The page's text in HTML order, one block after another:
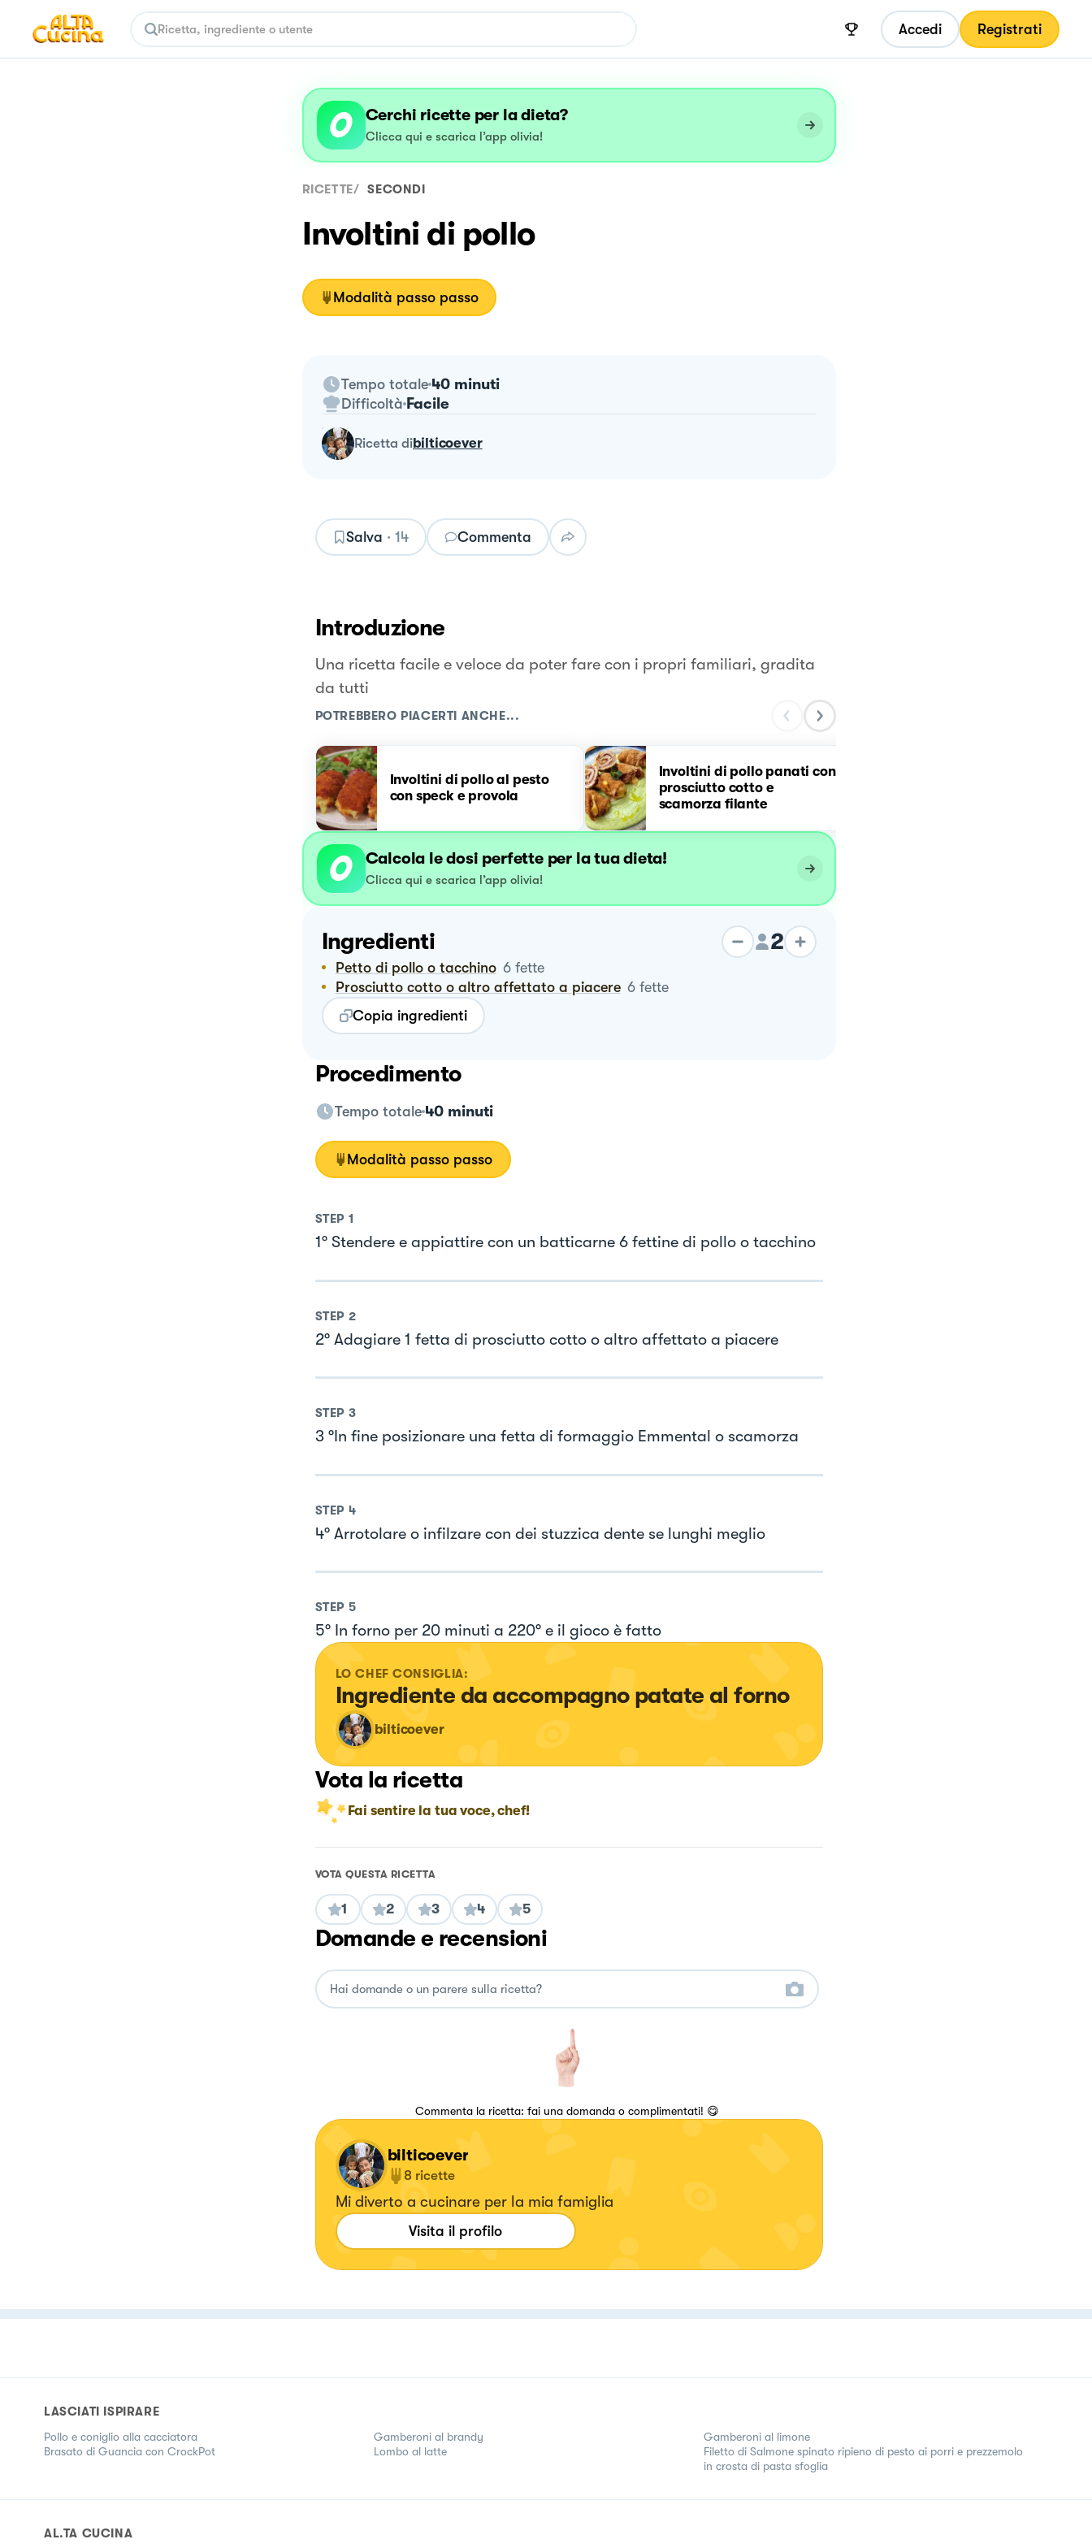
Accedi Registrati
Cerchi ricette per la dieta?
Clicca qui e scarica l’app olivia!
RICETTE/ SECONDI
Involtini di pollo
Modalità passo passo
Tempo totale 40 minuti
Difficoltà Facile
ricetta dibilticoever
Salva · 14 Commenta
Introduzione
Una ricetta facile e veloce da poter fare con i propri familiari, gradita
da tutti
POTREBBERO PIACERTI ANCHE...
Involtini di pollo al pesto
con speck e provola
Involtini di pollo panati con
prosciutto cotto e
scamorza filante
Calcola le dosi perfette per la tua dieta!
Clicca qui e scarica l’app olivia!
Ingredienti 2
Petto di pollo o tacchino 6 fette
Prosciutto cotto o altro affettato a piacere 6 fette
Copia ingredienti
Procedimento
Tempo totale 40 minuti
Modalità passo passo
STEP 1
1° Stendere e appiattire con un batticarne 6 fettine di pollo o tacchino
STEP 2
2° Adagiare 1 fetta di prosciutto cotto o altro affettato a piacere
STEP 3
3 °In fine posizionare una fetta di formaggio Emmental o scamorza
STEP 4
4° Arrotolare o infilzare con dei stuzzica dente se lunghi meglio
STEP 5
5° In forno per 20 minuti a 220° e il gioco è fatto
LO CHEF CONSIGLIA:
Ingrediente da accompagno patate al forno
bilticoever
Vota la ricetta
Fai sentire la tua voce, chef!
VOTA QUESTA RICETTA
1 2 3 4 5
Domande e recensioni
Commenta la ricetta: fai una domanda o complimentati! 😋
bilticoever
8 ricette
Mi diverto a cucinare per la mia famiglia
Visita il profilo
LASCIATI ISPIRARE
Pollo e coniglio alla cacciatora
Brasato di Guancia con CrockPot
Gamberoni al brandy
Lombo al latte
Gamberoni al limone
Filetto di Salmone spinato ripieno di pesto ai porri e prezzemolo
in crosta di pasta sfoglia
AL.TA CUCINA